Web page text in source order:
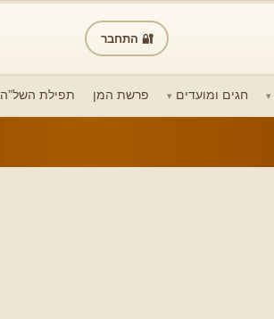
🔐 התחבר
חגים ומועדים פרשת המן תפילת השל”ה